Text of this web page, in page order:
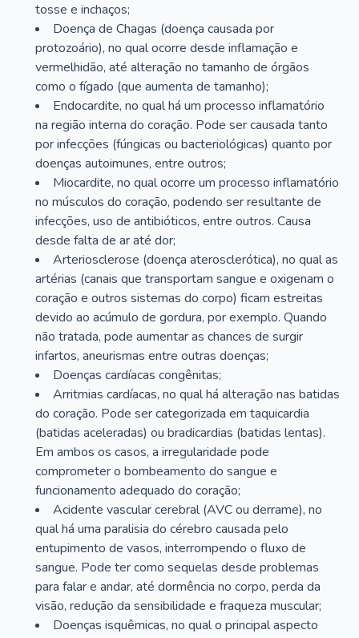
tosse e inchaços;
Doença de Chagas (doença causada por
protozoário), no qual ocorre desde inflamação e
vermelhidão, até alteração no tamanho de órgãos
como o fígado (que aumenta de tamanho);
Endocardite, no qual há um processo inflamatório
na região interna do coração. Pode ser causada tanto
por infecções (fúngicas ou bacteriológicas) quanto por
doenças autoimunes, entre outros;
Miocardite, no qual ocorre um processo inflamatório
no músculos do coração, podendo ser resultante de
infecções, uso de antibióticos, entre outros. Causa
desde falta de ar até dor;
Arteriosclerose (doença aterosclerótica), no qual as
artérias (canais que transportam sangue e oxigenam o
coração e outros sistemas do corpo) ficam estreitas
devido ao acúmulo de gordura, por exemplo. Quando
não tratada, pode aumentar as chances de surgir
infartos, aneurismas entre outras doenças;
Doenças cardíacas congênitas;
Arritmias cardíacas, no qual há alteração nas batidas
do coração. Pode ser categorizada em taquicardia
(batidas aceleradas) ou bradicardias (batidas lentas).
Em ambos os casos, a irregularidade pode
comprometer o bombeamento do sangue e
funcionamento adequado do coração;
Acidente vascular cerebral (AVC ou derrame), no
qual há uma paralisia do cérebro causada pelo
entupimento de vasos, interrompendo o fluxo de
sangue. Pode ter como sequelas desde problemas
para falar e andar, até dormência no corpo, perda da
visão, redução da sensibilidade e fraqueza muscular;
Doenças isquêmicas, no qual o principal aspecto